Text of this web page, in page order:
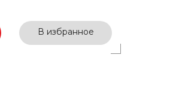
В избранное